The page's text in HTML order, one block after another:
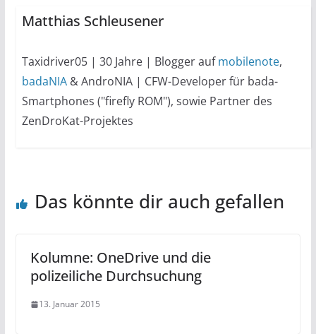
Matthias Schleusener
Taxidriver05 | 30 Jahre | Blogger aufmobilenote,
badaNIA& AndroNIA | CFW-Developer für bada-
Smartphones ("firefly ROM"), sowie Partner des
ZenDroKat-Projektes
Das könnte dir auch gefallen
Kolumne: OneDrive und die
polizeiliche Durchsuchung
13. Januar 2015